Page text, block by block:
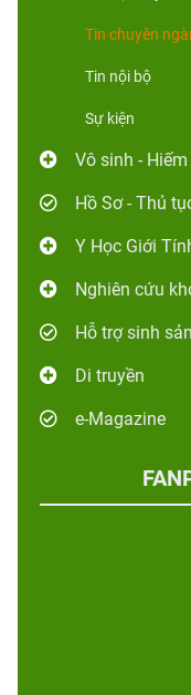
Tin chuyên
Tin nội bộ
Sự kiện
Vô sinh -
Hồ Sơ - Thủ
Y Học Giới
Nghiên cứu
Hỗ trợ sinh sản
Di truyền
e-Magazine